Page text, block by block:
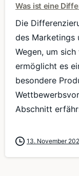
Was ist eine
Die
des Marketings
Wegen, um
ermöglicht es
besondere
Abschnitt
13. November